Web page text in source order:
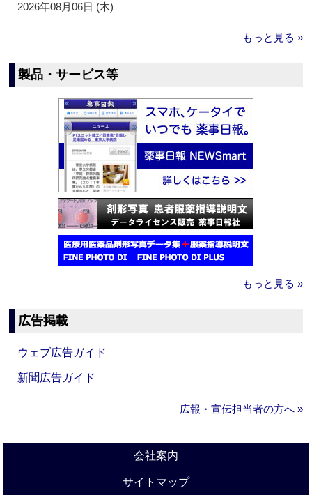
2026年08月06日 (木)
もっと見る »
製品・サービス等
もっと見る »
広告掲載
ウェブ広告ガイド
新聞広告ガイド
広報・宣伝担当者の方へ »
会社案内
サイトマップ